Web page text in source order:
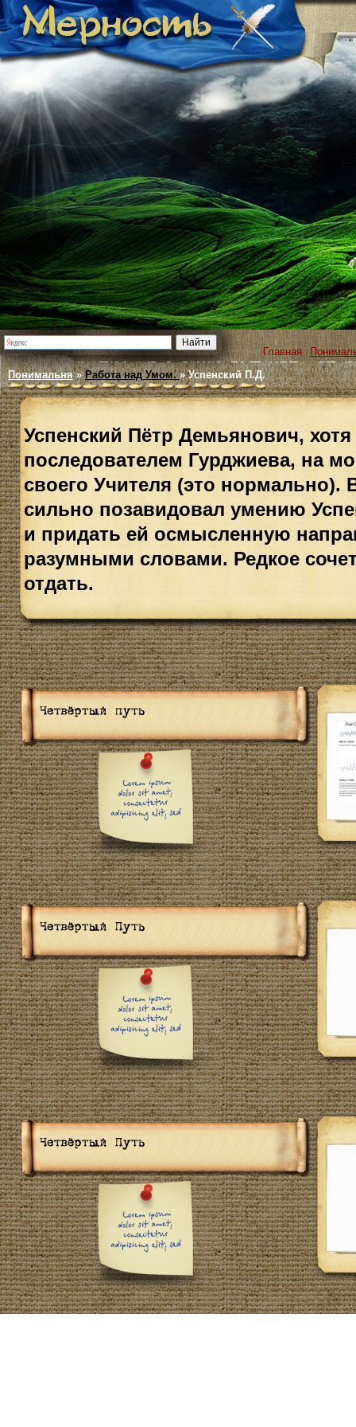
Главная
Понимальня»Работа над Умом.»Успенский П.Д.
Успенский Пётр Демьянович, хотя
последователем Гурджиева, на
своего Учителя (это нормально).
сильно позавидовал умению
и придать ей осмысленную
разумными словами. Редкое
отдать.